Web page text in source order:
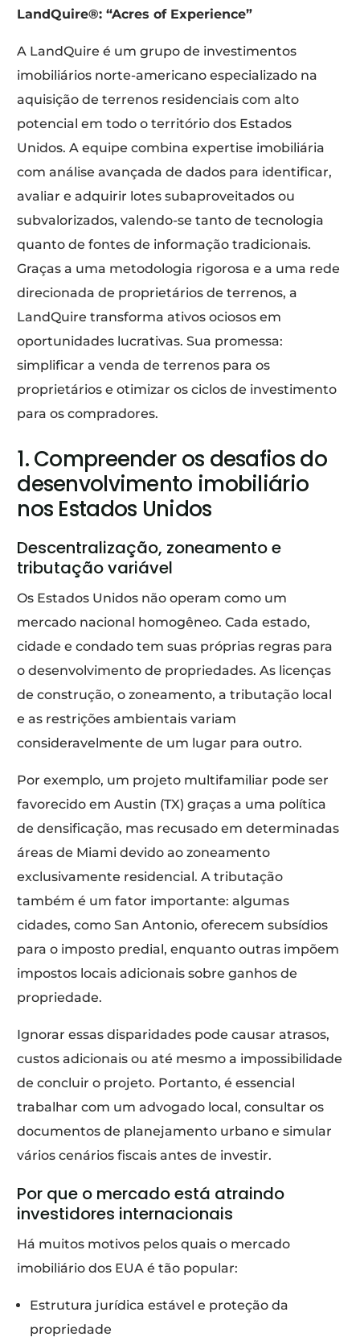
LandQuire®: “Acres of Experience”
A LandQuire é um grupo de investimentos
imobiliários norte-americano especializado na
aquisição de terrenos residenciais com alto
potencial em todo o território dos Estados
Unidos. A equipe combina expertise imobiliária
com análise avançada de dados para identificar,
avaliar e adquirir lotes subaproveitados ou
subvalorizados, valendo-se tanto de tecnologia
quanto de fontes de informação tradicionais.
Graças a uma metodologia rigorosa e a uma rede
direcionada de proprietários de terrenos, a
LandQuire transforma ativos ociosos em
oportunidades lucrativas. Sua promessa:
simplificar a venda de terrenos para os
proprietários e otimizar os ciclos de investimento
para os compradores.
1. Compreender os desafios do
desenvolvimento imobiliário
nos Estados Unidos
Descentralização, zoneamento e
tributação variável
Os Estados Unidos não operam como um
mercado nacional homogêneo. Cada estado,
cidade e condado tem suas próprias regras para
o desenvolvimento de propriedades. As licenças
de construção, o zoneamento, a tributação local
e as restrições ambientais variam
consideravelmente de um lugar para outro.
Por exemplo, um projeto multifamiliar pode ser
favorecido em Austin (TX) graças a uma política
de densificação, mas recusado em determinadas
áreas de Miami devido ao zoneamento
exclusivamente residencial. A tributação
também é um fator importante: algumas
cidades, como San Antonio, oferecem subsídios
para o imposto predial, enquanto outras impõem
impostos locais adicionais sobre ganhos de
propriedade.
Ignorar essas disparidades pode causar atrasos,
custos adicionais ou até mesmo a impossibilidade
de concluir o projeto. Portanto, é essencial
trabalhar com um advogado local, consultar os
documentos de planejamento urbano e simular
vários cenários fiscais antes de investir.
Por que o mercado está atraindo
investidores internacionais
Há muitos motivos pelos quais o mercado
imobiliário dos EUA é tão popular:
Estrutura jurídica estável e proteção da
propriedade